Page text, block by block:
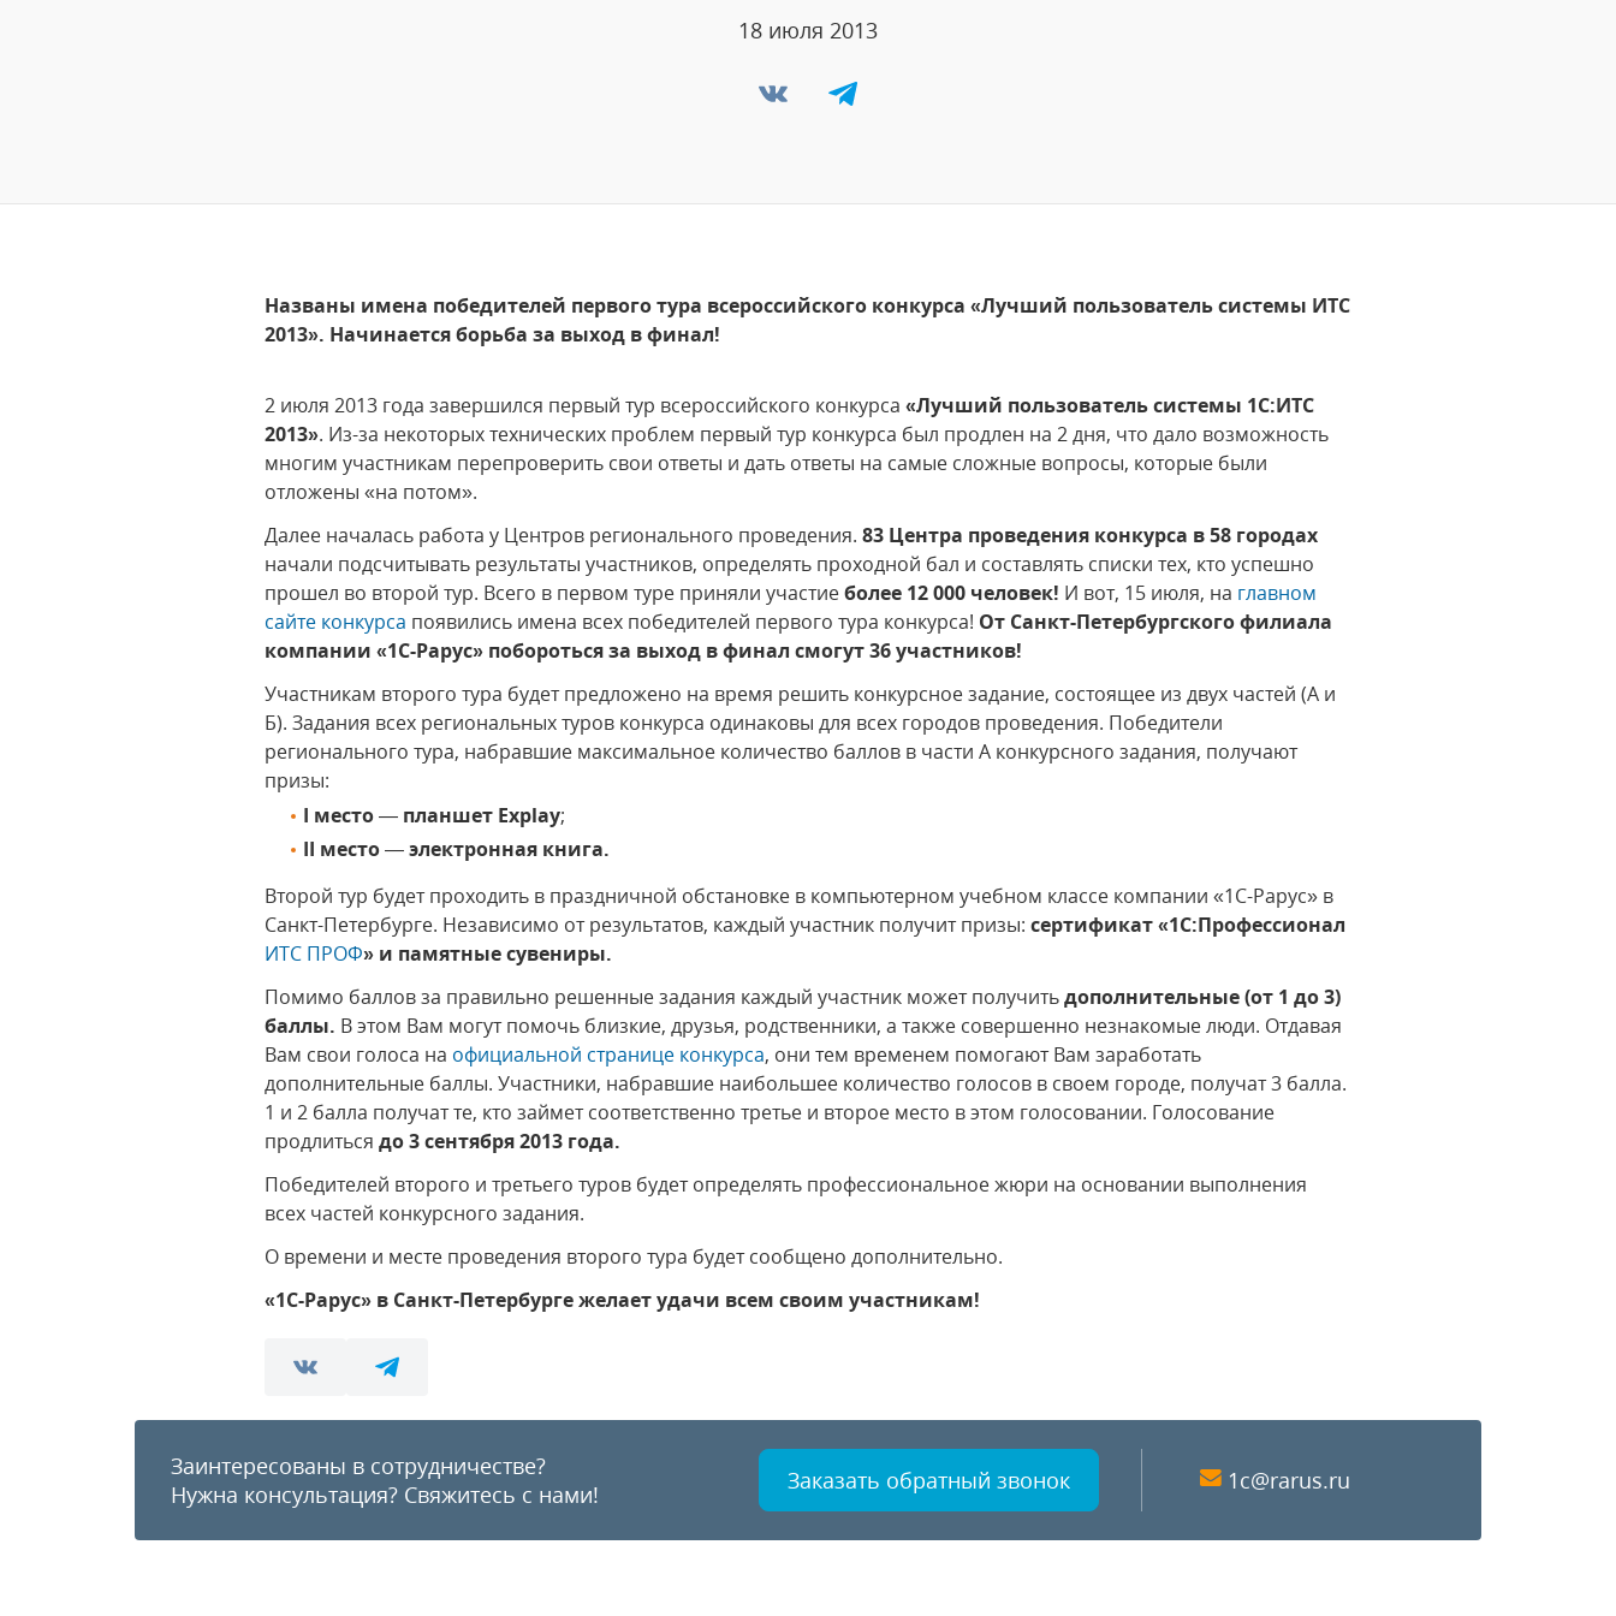
18 июля 2013
Названы имена победителей первого тура всероссийского конкурса «Лучший пользователь системы ИТС
2013». Начинается борьба за выход в финал!
2 июля 2013 года завершился первый тур всероссийского конкурса«Лучший пользователь системы 1С:ИТС
2013». Из-за некоторых технических проблем первый тур конкурса был продлен на 2 дня, что дало возможность
многим участникам перепроверить свои ответы и дать ответы на самые сложные вопросы, которые были
отложены «на потом».
Далее началась работа у Центров регионального проведения.83 Центра проведения конкурса в 58 городах
начали подсчитывать результаты участников, определять проходной бал и составлять списки тех, кто успешно
прошел во второй тур. Всего в первом туре приняли участиеболее 12 000 человек! И вот, 15 июля, на главном
сайте конкурса появились имена всех победителей первого тура конкурса! От Санкт-Петербургского филиала
компании «1С-Рарус» побороться за выход в финал смогут 36 участников!
Участникам второго тура будет предложено на время решить конкурсное задание, состоящее из двух частей (А и
Б). Задания всех региональных туров конкурса одинаковы для всех городов проведения. Победители
регионального тура, набравшие максимальное количество баллов в части А конкурсного задания, получают
призы:
I место— планшет Explay;
II место—электронная книга.
Второй тур будет проходить в праздничной обстановке в компьютерном учебном классе компании «1С-Рарус» в
Санкт-Петербурге. Независимо от результатов, каждый участник получит призы:сертификат «1С:Профессионал
ИТС ПРОФ» и памятные сувениры.
Помимо баллов за правильно решенные задания каждый участник может получитьдополнительные (от 1 до 3)
баллы. В этом Вам могут помочь близкие, друзья, родственники, а также совершенно незнакомые люди. Отдавая
Вам свои голоса на официальной странице конкурса, они тем временем помогают Вам заработать
дополнительные баллы. Участники, набравшие наибольшее количество голосов в своем городе, получат 3 балла.
1 и 2 балла получат те, кто займет соответственно третье и второе место в этом голосовании. Голосование
продлитьсядо 3 сентября 2013 года.
Победителей второго и третьего туров будет определять профессиональное жюри на основании выполнения
всех частей конкурсного задания.
О времени и месте проведения второго тура будет сообщено дополнительно.
«1С-Рарус» в Санкт-Петербурге желает удачи всем своим участникам!
Заинтересованы в сотрудничестве?
Нужна консультация? Свяжитесь с нами! Заказать обратный звонок 1c@rarus.ru